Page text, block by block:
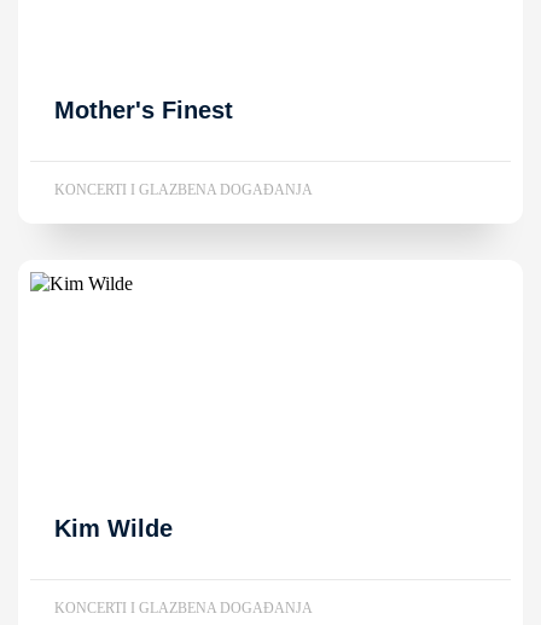
Mother's Finest
KONCERTI I GLAZBENA DOGAĐANJA
Kim Wilde
KONCERTI I GLAZBENA DOGAĐANJA